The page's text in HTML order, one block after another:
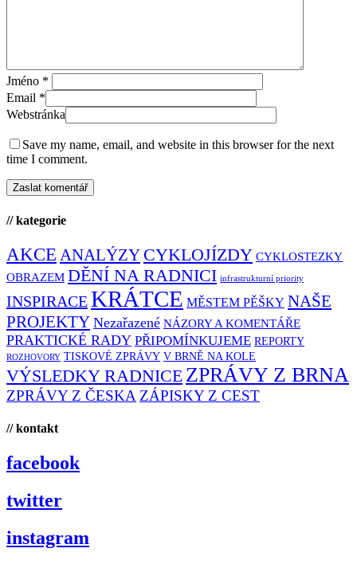
Jméno *
Email *
Webstránka
Save my name, email, and website in this browser for the next
time I comment.
// kategorie
AKCE ANALÝZY CYKLOJÍZDY CYKLOSTEZKY
OBRAZEM DĚNÍ NA RADNICI infrastrukturní priority
INSPIRACEKRÁTCE MĚSTEM PĚŠKY NAŠE
PROJEKTY Nezařazené NÁZORY A KOMENTÁŘE
PRAKTICKÉ RADY PŘIPOMÍNKUJEME REPORTY
ROZHOVORY TISKOVÉ ZPRÁVY V BRNĚ NA KOLE
VÝSLEDKY RADNICE ZPRÁVY Z BRNA
ZPRÁVY Z ČESKA ZÁPISKY Z CEST
// kontakt
facebook
twitter
instagram